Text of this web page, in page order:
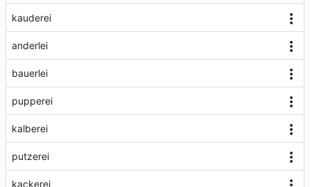
kauderei
anderlei
bauerlei
pupperei
kalberei
putzerei
kackerei